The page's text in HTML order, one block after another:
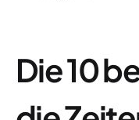
Die 10